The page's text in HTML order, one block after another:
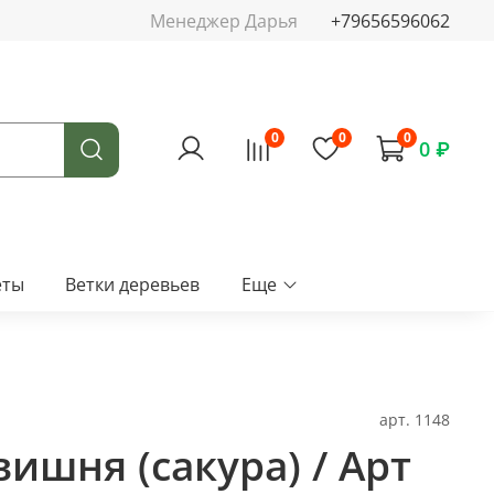
Менеджер Дарья +79656596062
0 0 0 0 ₽
Ветки деревьев Еще
арт. 1148
(сакура) / Арт